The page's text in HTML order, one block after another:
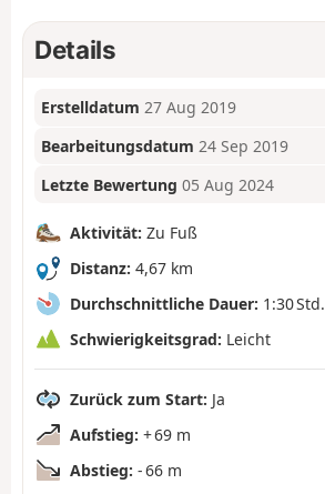
Details
Erstelldatum 27 Aug 2019
Bearbeitungsdatum 24 Sep 2019
Letzte Bewertung 05 Aug 2024
Aktivität: Zu Fuß
Distanz: 4,67 km
Durchschnittliche Dauer: 1:30 Std.
Schwierigkeitsgrad: Leicht
Zurück zum Start: Ja
Aufstieg: + 69 m
Abstieg: - 66 m